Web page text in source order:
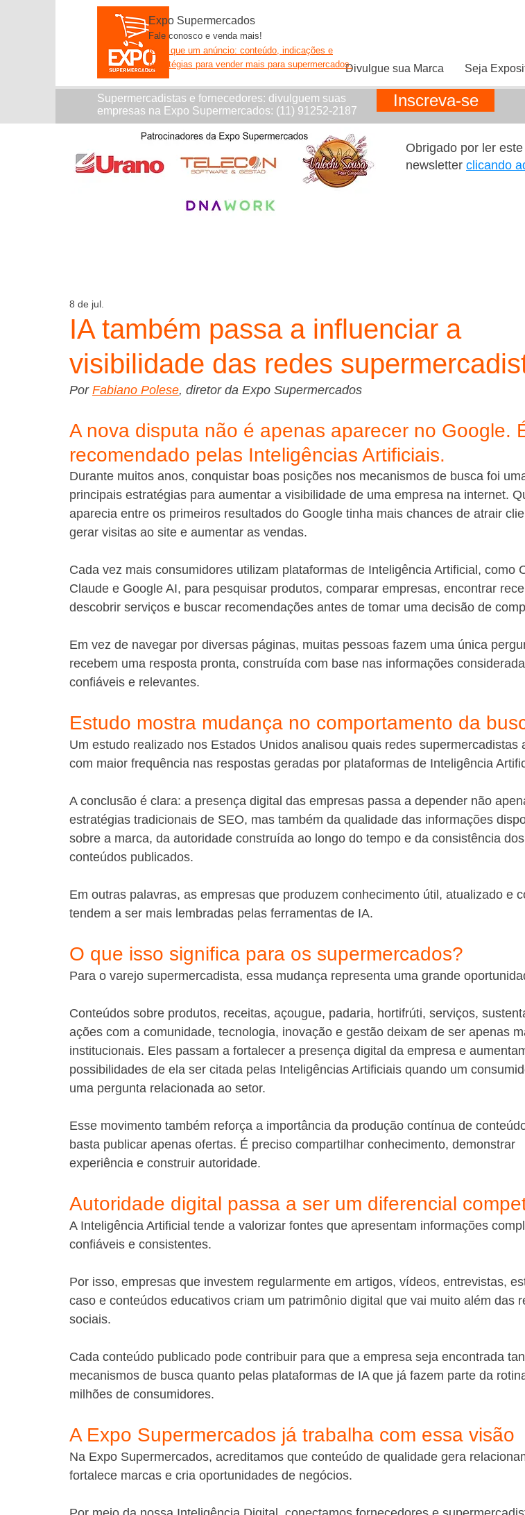
Divulgue sua Marca Seja
Expo Supermercados
Fale conosco e venda mais!
Mais que um anúncio: conteúdo, indicações e
estratégias para vender mais para supermercados.
Supermercadistas e fornecedores: divulguem suas
empresas na Expo Supermercados: (11) 91252-2187
Inscreva-se
Obrigado por ler
newsletter clicando
IA também passa a influenciar a
visibilidade das redes
8 de jul.
Por Fabiano Polese, diretor da Expo Supermercados
A nova disputa não é apenas aparecer no Google.
recomendado pelas Inteligências Artificiais.
Durante muitos anos, conquistar boas posições nos mecanismos de busca foi
principais estratégias para aumentar a visibilidade de uma empresa na internet.
aparecia entre os primeiros resultados do Google tinha mais chances de atrair
gerar visitas ao site e aumentar as vendas.
Cada vez mais consumidores utilizam plataformas de Inteligência Artificial, como
Claude e Google AI, para pesquisar produtos, comparar empresas, encontrar
descobrir serviços e buscar recomendações antes de tomar uma decisão de
Em vez de navegar por diversas páginas, muitas pessoas fazem uma única
recebem uma resposta pronta, construída com base nas informações
confiáveis e relevantes.
Estudo mostra mudança no comportamento da
Um estudo realizado nos Estados Unidos analisou quais redes supermercadistas
com maior frequência nas respostas geradas por plataformas de Inteligência
A conclusão é clara: a presença digital das empresas passa a depender não
estratégias tradicionais de SEO, mas também da qualidade das informações
sobre a marca, da autoridade construída ao longo do tempo e da consistência dos
conteúdos publicados.
Em outras palavras, as empresas que produzem conhecimento útil, atualizado e
tendem a ser mais lembradas pelas ferramentas de IA.
O que isso significa para os supermercados?
Para o varejo supermercadista, essa mudança representa uma grande
Conteúdos sobre produtos, receitas, açougue, padaria, hortifrúti, serviços,
ações com a comunidade, tecnologia, inovação e gestão deixam de ser apenas
institucionais. Eles passam a fortalecer a presença digital da empresa e
possibilidades de ela ser citada pelas Inteligências Artificiais quando um
uma pergunta relacionada ao setor.
Esse movimento também reforça a importância da produção contínua de
basta publicar apenas ofertas. É preciso compartilhar conhecimento, demonstrar
experiência e construir autoridade.
Autoridade digital passa a ser um diferencial
A Inteligência Artificial tende a valorizar fontes que apresentam informações
confiáveis e consistentes.
Por isso, empresas que investem regularmente em artigos, vídeos, entrevistas,
caso e conteúdos educativos criam um patrimônio digital que vai muito além das
sociais.
Cada conteúdo publicado pode contribuir para que a empresa seja encontrada
mecanismos de busca quanto pelas plataformas de IA que já fazem parte da
milhões de consumidores.
A Expo Supermercados já trabalha com essa visão
Na Expo Supermercados, acreditamos que conteúdo de qualidade gera
fortalece marcas e cria oportunidades de negócios.